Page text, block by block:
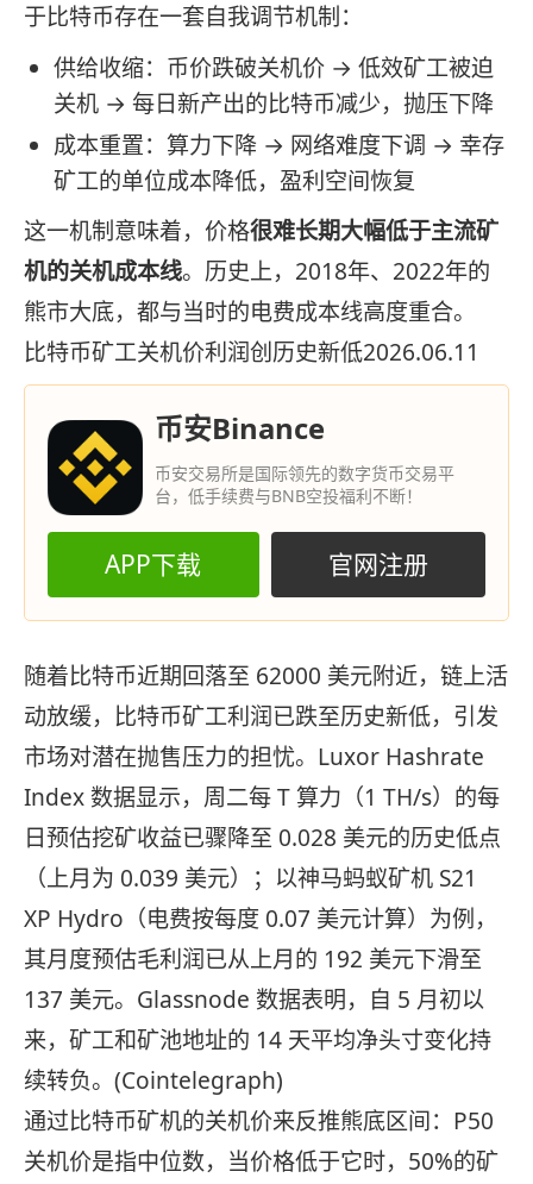
于比特币存在一套自我调节机制：
供给收缩：币价跌破关机价 → 低效矿工被迫
关机 → 每日新产出的比特币减少，抛压下降
成本重置：算力下降 → 网络难度下调 → 幸存
矿工的单位成本降低，盈利空间恢复
这一机制意味着，价格很难长期大幅低于主流矿
机的关机成本线。历史上，2018年、2022年的
熊市大底，都与当时的电费成本线高度重合。
比特币矿工关机价利润创历史新低2026.06.11
币安Binance
币安交易所是国际领先的数字货币交易平
台，低手续费与BNB空投福利不断！
APP下载 官网注册
随着比特币近期回落至 62000 美元附近，链上活
动放缓，比特币矿工利润已跌至历史新低，引发
市场对潜在抛售压力的担忧。Luxor Hashrate
Index 数据显示，周二每 T 算力（1 TH/s）的每
日预估挖矿收益已骤降至 0.028 美元的历史低点
（上月为 0.039 美元）；以神马蚂蚁矿机 S21
XP Hydro（电费按每度 0.07 美元计算）为例，
其月度预估毛利润已从上月的 192 美元下滑至
137 美元。Glassnode 数据表明，自 5 月初以
来，矿工和矿池地址的 14 天平均净头寸变化持
续转负。(Cointelegraph)
通过比特币矿机的关机价来反推熊底区间：P50
关机价是指中位数，当价格低于它时，50%的矿